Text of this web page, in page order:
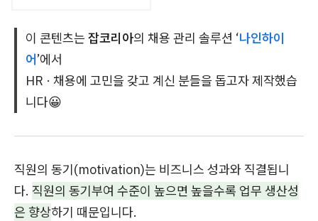
이 콘텐츠는 잡코리아의 채용 관리 솔루션 ‘나인하이
어’에서
HR · 채용에 고민을 갖고 계신 분들을 돕고자 제작했습
니다😀
직원의 동기(motivation)는 비즈니스 성과와 직결됩니
다. 직원의 동기부여 수준이 높으면 높을수록 업무 생산성
은 향상하기 때문입니다.